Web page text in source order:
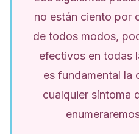
no están ciento por
de todos modos,
efectivos en todas
es fundamental la
cualquier síntoma